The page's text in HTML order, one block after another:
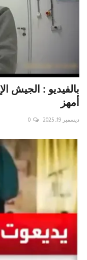
بالفيديو : الجيش
أمهز
ديسمبر 19, 2025 0